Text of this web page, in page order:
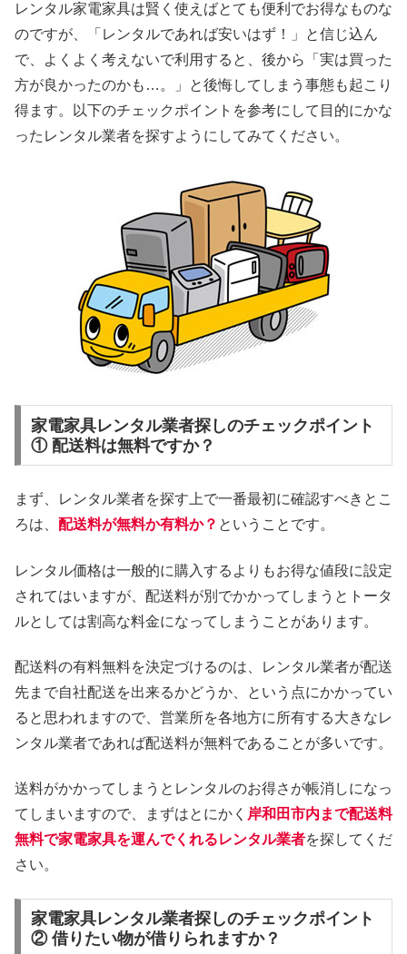
レンタル家電家具は賢く使えばとても便利でお得なものな
のですが、「レンタルであれば安いはず！」と信じ込ん
で、よくよく考えないで利用すると、後から「実は買った
方が良かったのかも…。」と後悔してしまう事態も起こり
得ます。以下のチェックポイントを参考にして目的にかな
ったレンタル業者を探すようにしてみてください。
家電家具レンタル業者探しのチェックポイント
① 配送料は無料ですか？
まず、レンタル業者を探す上で一番最初に確認すべきとこ
ろは、 配送料が無料か有料か？ ということです。
レンタル価格は一般的に購入するよりもお得な値段に設定
されてはいますが、配送料が別でかかってしまうとトータ
ルとしては割高な料金になってしまうことがあります。
配送料の有料無料を決定づけるのは、レンタル業者が配送
先まで自社配送を出来るかどうか、という点にかかってい
ると思われますので、営業所を各地方に所有する大きなレ
ンタル業者であれば配送料が無料であることが多いです。
送料がかかってしまうとレンタルのお得さが帳消しになっ
てしまいますので、まずはとにかく 岸和田市内まで配送料
無料で家電家具を運んでくれるレンタル業者を探してくだ
さい。
家電家具レンタル業者探しのチェックポイント
② 借りたい物が借りられますか？